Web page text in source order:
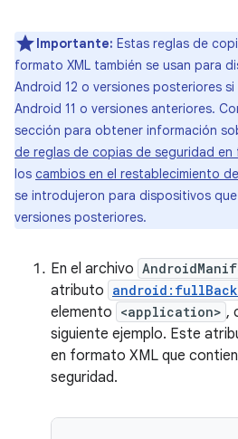
Importante: Estas reglas de
formato XML también se usan para
Android 12 o versiones posteriores
Android 11 o versiones anteriores.
sección para obtener información
de reglas de copias de seguridad en
los cambios en el restablecimiento
se introdujeron para dispositivos
versiones posteriores.
En el archivo
atributo
elemento <application> ,
siguiente ejemplo. Este
en formato XML que
seguridad.